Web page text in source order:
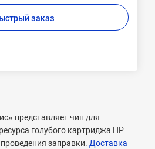
заказ
представляет чип для
голубого картриджа HP
заправки. Доставка